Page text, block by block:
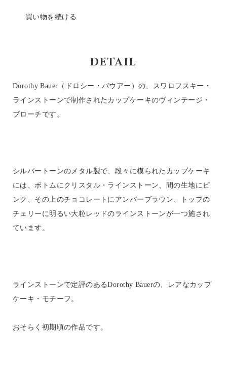
買い物を続ける
DETAIL
Dorothy Bauer（ドロシー・バウアー）の、スワロフスキー・
ラインストーンで制作されたカップケーキのヴィンテージ・
ブローチです。
シルバートーンのメタル製で、段々に模られたカップケーキ
には、ボトムにクリスタル・ラインストーン、間の生地にピ
ンク、その上のチョコレートにアンバーブラウン、トップの
チェリーに明るい大粒レッドのラインストーンが一つ施され
ています。
ラインストーンで定評のあるDorothy Bauerの、レアなカップ
ケーキ・モチーフ。
おそらく初期頃の作品です。